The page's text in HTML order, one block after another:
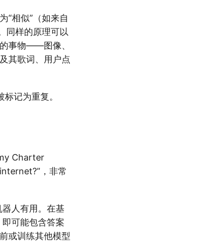
“相似”（如来自
同样的原理可以
事物——图像、
其歌词、用户点
记为重复。
Charter
，非常
人有用。在基
可能包含答案
或训练其他模型